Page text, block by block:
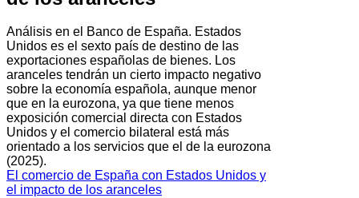
Análisis en el Banco de España. Estados
Unidos es el sexto país de destino de las
exportaciones españolas de bienes. Los
aranceles tendrán un cierto impacto negativo
sobre la economía española, aunque menor
que en la eurozona, ya que tiene menos
exposición comercial directa con Estados
Unidos y el comercio bilateral está más
orientado a los servicios que el de la eurozona
(2025).
El comercio de España con Estados Unidos y
el impacto de los aranceles